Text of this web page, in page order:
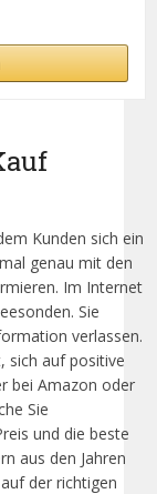
Kunden sich ein
genau mit den
Im Internet
Sie
verlassen.
sich auf positive
bei Amazon oder
Sie
und die beste
aus den Jahren
der richtigen